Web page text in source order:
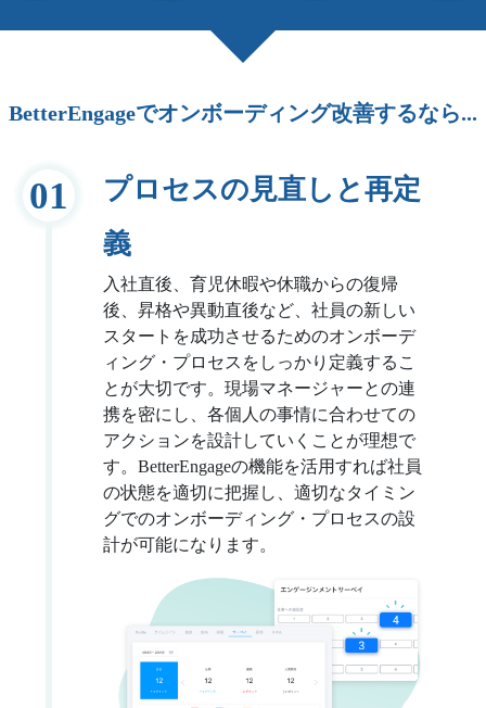
BetterEngageでオンボーディング改善するなら...
プロセスの見直しと再定
義
入社直後、育児休暇や休職からの復帰
後、昇格や異動直後など、社員の新しい
スタートを成功させるためのオンボーデ
ィング・プロセスをしっかり定義するこ
とが大切です。現場マネージャーとの連
携を密にし、各個人の事情に合わせての
アクションを設計していくことが理想で
す。BetterEngageの機能を活用すれば社員
の状態を適切に把握し、適切なタイミン
グでのオンボーディング・プロセスの設
計が可能になります。
01